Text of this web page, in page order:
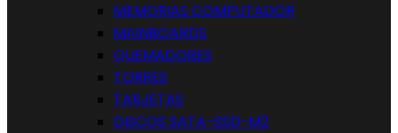
MEMORIAS COMPUTADOR
MAINBOARDS
QUEMADORES
TORRES
TARJETAS
DISCOS SATA-SSD-M2